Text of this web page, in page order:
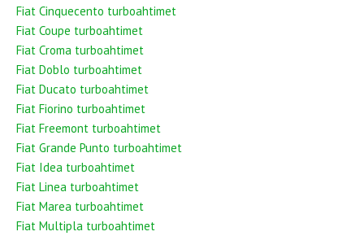
Fiat Cinquecento turboahtimet
Fiat Coupe turboahtimet
Fiat Croma turboahtimet
Fiat Doblo turboahtimet
Fiat Ducato turboahtimet
Fiat Fiorino turboahtimet
Fiat Freemont turboahtimet
Fiat Grande Punto turboahtimet
Fiat Idea turboahtimet
Fiat Linea turboahtimet
Fiat Marea turboahtimet
Fiat Multipla turboahtimet